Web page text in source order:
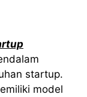
startup.
model